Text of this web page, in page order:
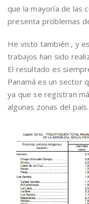
que la mayoría de las
presenta problemas
He visto también , y
trabajos han sido
El resultado es
Panamá es un sector
ya que se registran
algunas zonas del país.